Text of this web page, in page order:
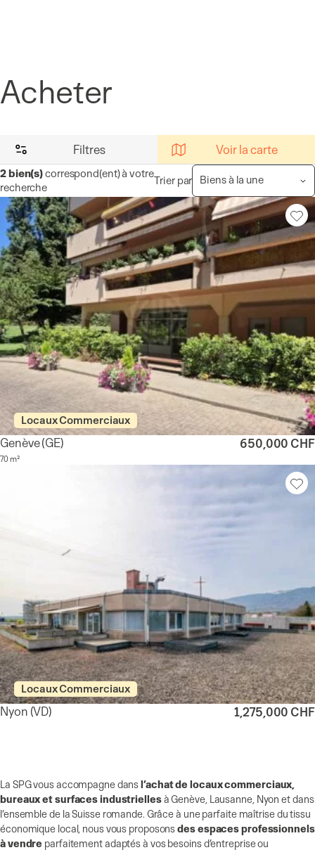
Acheter
Filtres Voir la carte
2bien(s)correspond(ent) à votre
recherche
Trier par
Locaux Commerciaux
Genève(GE)
70 m²
650,000 CHF
Locaux Commerciaux
Nyon (VD) 1,275,000 CHF
La SPG vous accompagne dansl’achat de locaux commerciaux,
bureaux et surfaces industriellesà Genève, Lausanne, Nyon et dans
l’ensemble de la Suisse romande. Grâce à une parfaite maîtrise du tissu
économique local, nous vous proposonsdes espaces professionnels
à vendre parfaitement adaptés à vos besoins d’entreprise ou